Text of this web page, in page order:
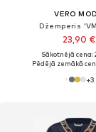
VERO
Džemperis
23,90 €
Sākotnējā cena:
Pēdējā zemākā
+3